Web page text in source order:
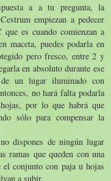
a a tu pregunta, la
empiezan a pedecer
es cuando comienzan a
maceta, puedes podarla en
pero fresco, entre 2 y
en absoluto durante ese
un lugar iluminado con
no hará falta podarla
por lo que habrá que
sólo para compensar la
dispones de ningún lugar
ramas que queden con una
conjunto con paja u hojas
a subir.